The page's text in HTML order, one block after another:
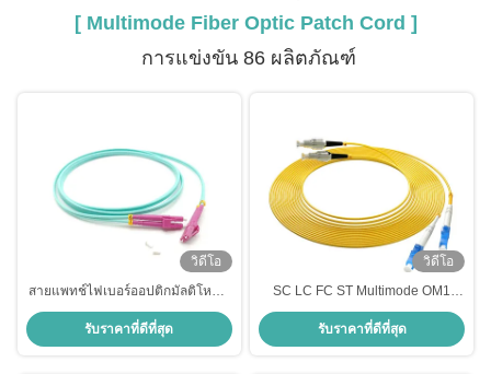
[ Multimode Fiber Optic Patch Cord ]
การแข่งขัน 86 ผลิตภัณฑ์
วิดีโอ
สายแพทช์ไฟเบอร์ออปติกมัลติโหมด
OEM 3.0 มม. LC / UPC-LC / UPC
สำหรับการส่งข้อมูลความเร็ว
รับราคาที่ดีที่สุด
วิดีโอ
SC LC FC ST Multimode OM1
62.5/125um PVC LSZH เสื้อเสื้อ
เกราะ สายพับไฟเบอร์ออปติก
รับราคาที่ดีที่สุด